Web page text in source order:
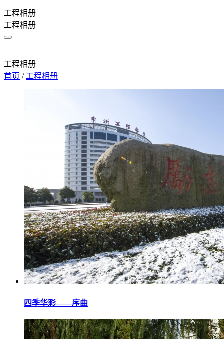
工程相册
工程相册
工程相册
首页 / 工程相册
四季华彩——序曲